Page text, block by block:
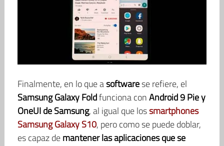
Finalmente, en lo que asoftwarese refiere, el
Samsung Galaxy Foldfunciona conAndroid 9 Pie y
OneUIde Samsung, al igual que lossmartphones
Samsung Galaxy S10, pero como se puede doblar,
es capaz demantener las aplicaciones que se